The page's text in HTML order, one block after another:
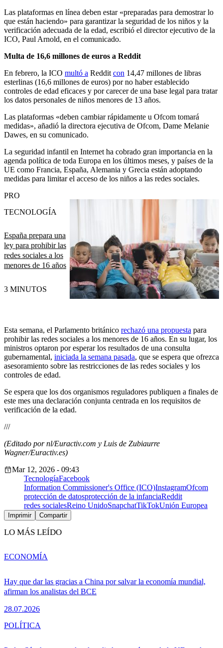
Las plataformas en línea deben estar «preparadas para demostrar lo
que están haciendo» para garantizar la seguridad de los niños y la
verificación adecuada de la edad, escribió el director ejecutivo de la
ICO, Paul Arnold, en el comunicado.
Multa de 16,6 millones de euros a Reddit
En febrero, la ICO multó a Reddit con 14,47 millones de libras
esterlinas (16,6 millones de euros) por no haber establecido
controles de edad eficaces y por carecer de una base legal para tratar
los datos personales de niños menores de 13 años.
Las plataformas «deben cambiar rápidamente u Ofcom tomará
medidas», añadió la directora ejecutiva de Ofcom, Dame Melanie
Dawes, en su comunicado.
La seguridad infantil en Internet ha cobrado gran importancia en la
agenda política de toda Europa en los últimos meses, y países de la
UE como Francia, España, Alemania y Grecia están adoptando
medidas para limitar el acceso de los niños a las redes sociales.
España prepara una
ley para prohibir las
redes sociales a los
menores de 16 años
PRO
TECNOLOGÍA
3 MINUTOS
Esta semana, el Parlamento británico rechazó una propuesta para
prohibir las redes sociales a los menores de 16 años. En su lugar, los
ministros optaron por esperar los resultados de una consulta
gubernamental, iniciada la semana pasada, que se espera que ofrezca
asesoramiento sobre las restricciones de las redes sociales y los
controles de edad.
Se espera que los dos organismos reguladores publiquen a finales de
este mes una declaración conjunta centrada en los requisitos de
verificación de la edad.
///
(Editado por nl/Euractiv.com y Luis de Zubiaurre
Wagner/Euractiv.es)
Mar 12, 2026 - 09:43
TecnologíaFacebook
Information Commissioner's Office (ICO)InstagramOfcom
protección de datosprotección de la infanciaReddit
redes socialesReino UnidoSnapchatTikTokUnión Europea
Imprimir Compartir
LO MÁS LEÍDO
Hay que dar las gracias a China por salvar la economía mundial,
afirman los analistas del BCE
28.07.2026
ECONOMÍA
POLÍTICA